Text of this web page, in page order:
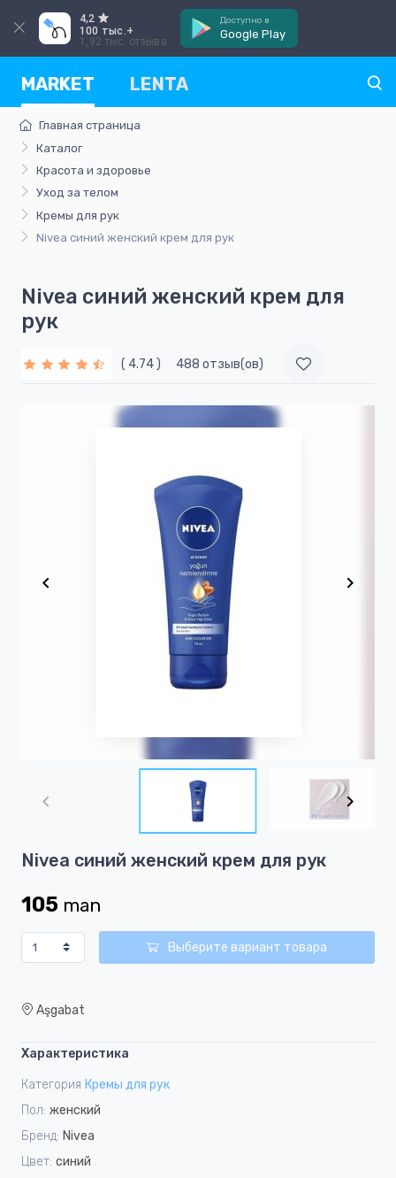
4,2
100 тыс.+
1,92 тыс. отзыва
Доступно в
Google Play
MARKET LENTA
Главная страница
Каталог
Красота и здоровье
Уход за телом
Кремы для рук
Nivea синий женский крем для рук
Nivea синий женский крем для
рук
( 4.74 ) 488 отзыв(ов)
1
6
Nivea синий женский крем для рук
105 man
Выберите вариант товара
Aşgabat
Характеристика
Категория Кремы для рук
Пол: женский
Бренд: Nivea
Цвет: синий